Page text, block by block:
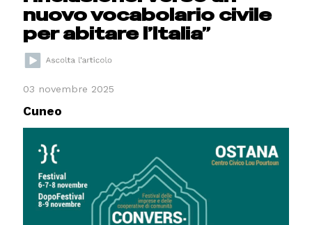
nuovo vocabolario civile
per abitare l’Italia”
03 novembre 2025
Cuneo